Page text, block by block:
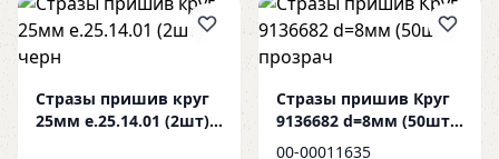
Стразы пришив круг
25мм e.25.14.01 (2шт)
Стразы пришив Круг
9136682 d=8мм (50шт.)
прозрач
00-00011635